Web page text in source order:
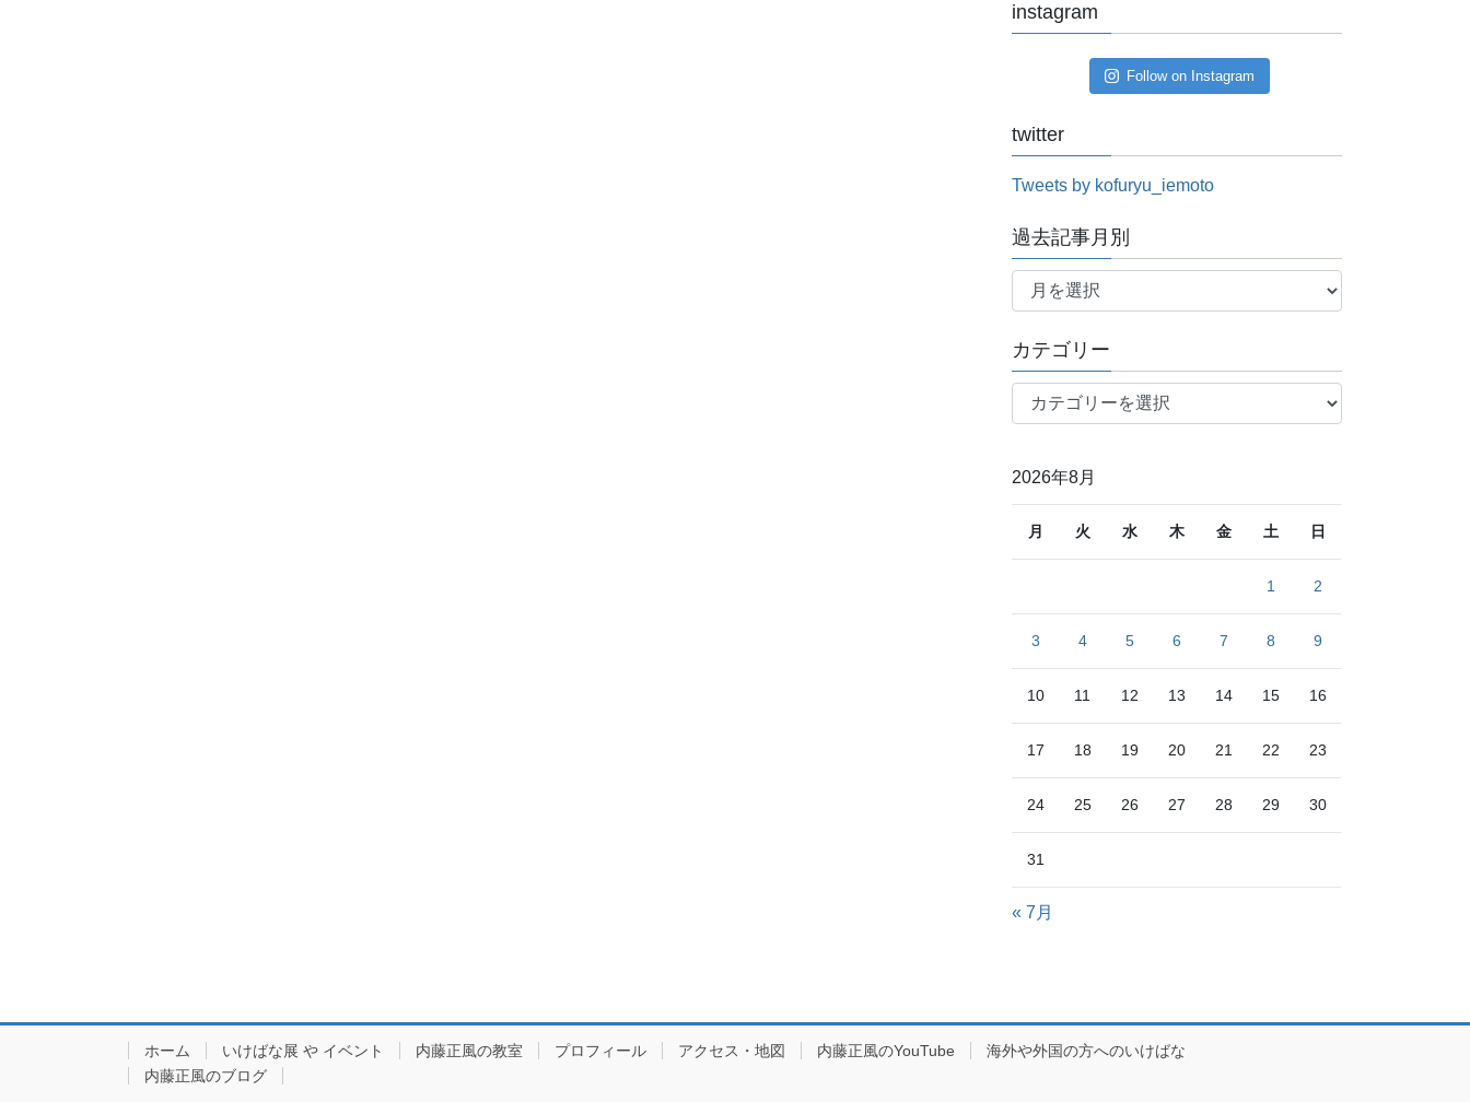
instagram
Follow on Instagram
twitter
Tweets by kofuryu_iemoto
過去記事月別
過
事
月
カテゴリー
テ
リ
2026年8月
月 火 水 木 金 土 日
1 2
3 4 5 6 7 8 9
10 11 12 13 14 15 16
17 18 19 20 21 22 23
24 25 26 27 28 29 30
31
« 7月
ホーム いけばな展 や イベント 内藤正風の教室 プロフィール アクセス・地図 内藤正風のYouTube
海外や外国の方へのいけばな
内藤正風のブログ